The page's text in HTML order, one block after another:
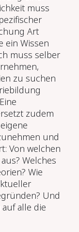
muss
Art
ein Wissen
muss selber
zu suchen
zudem
und
Von welchen
Welches
Wie
Und
alle die